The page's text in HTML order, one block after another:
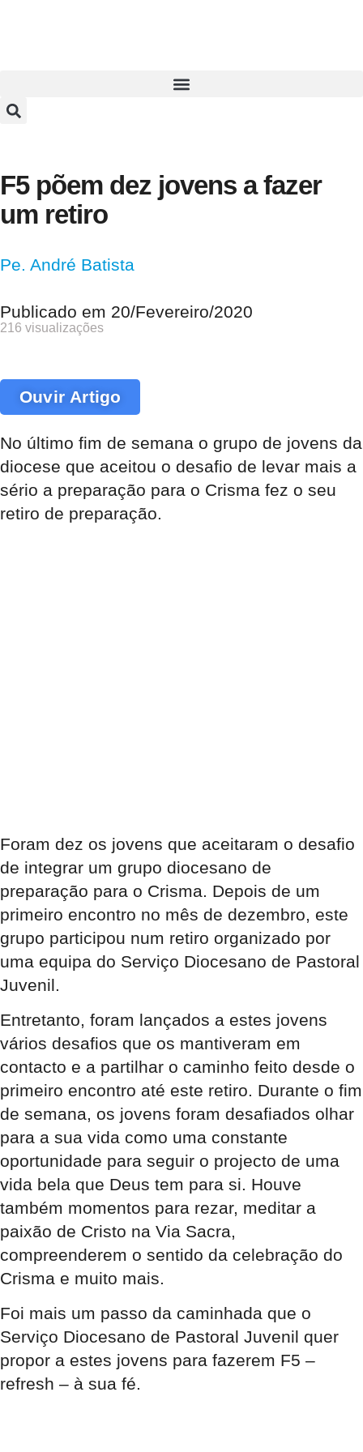
F5 põem dez jovens a fazer
um retiro
Pe. André Batista
Publicado em 20/Fevereiro/2020
216 visualizações
Ouvir Artigo
No último fim de semana o grupo de jovens da
diocese que aceitou o desafio de levar mais a
sério a preparação para o Crisma fez o seu
retiro de preparação.
Foram dez os jovens que aceitaram o desafio
de integrar um grupo diocesano de
preparação para o Crisma. Depois de um
primeiro encontro no mês de dezembro, este
grupo participou num retiro organizado por
uma equipa do Serviço Diocesano de Pastoral
Juvenil.
Entretanto, foram lançados a estes jovens
vários desafios que os mantiveram em
contacto e a partilhar o caminho feito desde o
primeiro encontro até este retiro. Durante o fim
de semana, os jovens foram desafiados olhar
para a sua vida como uma constante
oportunidade para seguir o projecto de uma
vida bela que Deus tem para si. Houve
também momentos para rezar, meditar a
paixão de Cristo na Via Sacra,
compreenderem o sentido da celebração do
Crisma e muito mais.
Foi mais um passo da caminhada que o
Serviço Diocesano de Pastoral Juvenil quer
propor a estes jovens para fazerem F5 –
refresh – à sua fé.